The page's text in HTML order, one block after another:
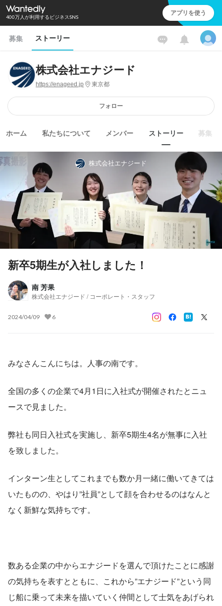
400万人が利用するビジネスSNS アプリを使う
募集 ストーリー
株式会社エナジード
https://enageed.jp 東京都
フォロー
ホーム 私たちについて メンバー ストーリー 募集
株式会社エナジード
新卒5期生が入社しました！
南 芳果
株式会社エナジード / コーポレート・スタッフ
2024/04/09 6
みなさんこんにちは。人事の南です。
全国の多くの企業で4月1日に入社式が開催されたとニュ
ースで見ました。
弊社も同日入社式を実施し、新卒5期生4名が無事に入社
を致しました。
インターン生としてこれまでも数か月一緒に働いてきては
いたものの、やはり”社員”として顔を合わせるのはなんと
なく新鮮な気持ちです。
数ある企業の中からエナジードを選んで頂けたことに感謝
の気持ちを表すとともに、これから”エナジード”という同
じ船に乗って未来を描いていく仲間として士気をあげられ